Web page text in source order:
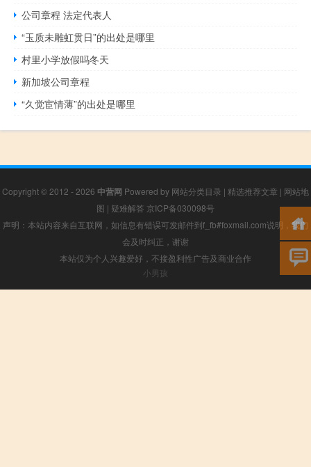
公司章程 法定代表人
“玉质未雕虹贯日”的出处是哪里
村里小学放假吗冬天
新加坡公司章程
“久觉宦情薄”的出处是哪里
Copyright © 2012 - 2026 中营网 Powered by 网站分类目录 | 精选推荐文章 | 网站地
图 | 疑难解答 京ICP备030098号
声明：本站内容来自互联网，如信息有错误可发邮件到f_fb#foxmail.com说明，我们
会及时纠正，谢谢
本站仅为个人兴趣爱好，不接盈利性广告及商业合作
小男孩